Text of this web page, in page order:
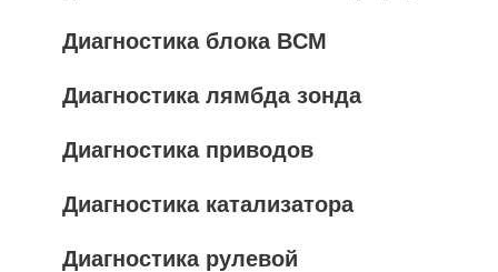
Диагностика блока BCM
Диагностика лямбда зонда
Диагностика приводов
Диагностика катализатора
Диагностика рулевой